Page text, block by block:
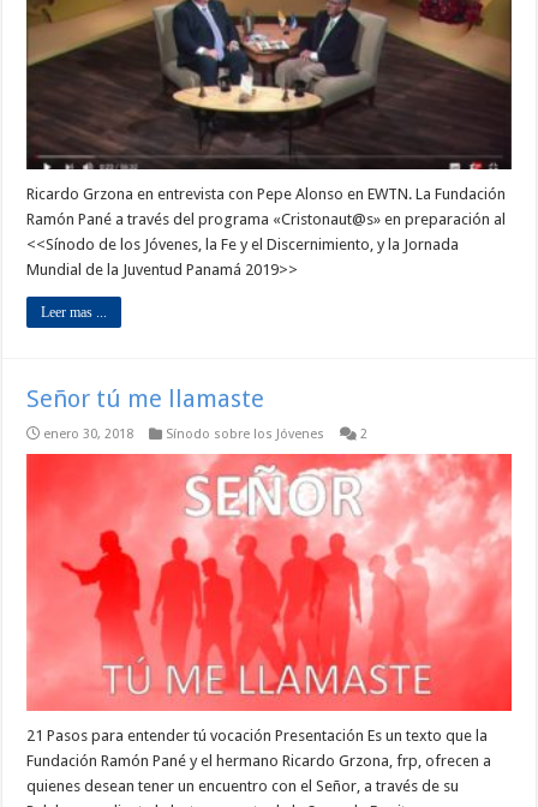
Ricardo Grzona en entrevista con Pepe Alonso en EWTN. La Fundación
Ramón Pané a través del programa «Cristonaut@s» en preparación al
<<Sínodo de los Jóvenes, la Fe y el Discernimiento, y la Jornada
Mundial de la Juventud Panamá 2019>>
Leer mas ...
Señor tú me llamaste
enero 30, 2018 Sínodo sobre los Jóvenes 2
21 Pasos para entender tú vocación Presentación Es un texto que la
Fundación Ramón Pané y el hermano Ricardo Grzona, frp, ofrecen a
quienes desean tener un encuentro con el Señor, a través de su